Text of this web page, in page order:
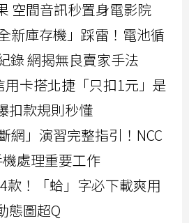
空間音訊秒置身電影院
新庫存機」踩雷！電池循
錄 網揭無良賣家手法
用卡搭北捷「只扣1元」是
扣款規則秒懂
網」演習完整指引！NCC
處理重要工作
款！「蛤」字必下載爽用
態圖超Q